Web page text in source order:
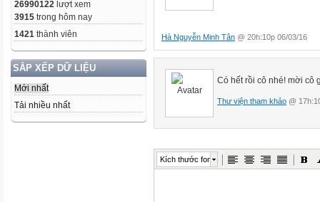
26990122 lượt xem
3915 trong hôm nay
1421 thành viên
SẮP XẾP DỮ LIỆU
Mới nhất
Tải nhiều nhất
Hà Nguyễn Minh Tân @ 20h:10p 06/03/16
Có hết rồi cô nhé! mời cô
Thư viện tham khảo @
Kích thước font